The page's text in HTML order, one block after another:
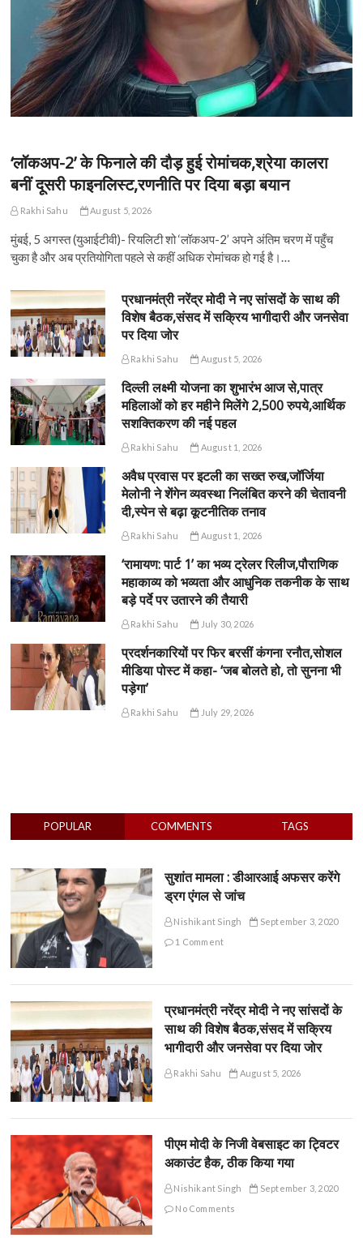
‘लॉकअप-2’ के फिनाले की दौड़ हुई रोमांचक,श्रेया कालरा
बनीं दूसरी फाइनलिस्ट,रणनीति पर दिया बड़ा बयान
Rakhi Sahu August 5, 2026
मुंबई, 5 अगस्त (युआईटीवी)- रियलिटी शो ‘लॉकअप-2’ अपने अंतिम चरण में पहुँच
चुका है और अब प्रतियोगिता पहले से कहीं अधिक रोमांचक हो गई है।…
प्रधानमंत्री नरेंद्र मोदी ने नए सांसदों के साथ की
विशेष बैठक,संसद में सक्रिय भागीदारी और जनसेवा
पर दिया जोर
Rakhi Sahu August 5, 2026
दिल्ली लक्ष्मी योजना का शुभारंभ आज से,पात्र
महिलाओं को हर महीने मिलेंगे 2,500 रुपये,आर्थिक
सशक्तिकरण की नई पहल
Rakhi Sahu August 1, 2026
अवैध प्रवास पर इटली का सख्त रुख,जॉर्जिया
मेलोनी ने शेंगेन व्यवस्था निलंबित करने की चेतावनी
दी,स्पेन से बढ़ा कूटनीतिक तनाव
Rakhi Sahu August 1, 2026
‘रामायण: पार्ट 1’ का भव्य ट्रेलर रिलीज,पौराणिक
महाकाव्य को भव्यता और आधुनिक तकनीक के साथ
बड़े पर्दे पर उतारने की तैयारी
Rakhi Sahu July 30, 2026
प्रदर्शनकारियों पर फिर बरसीं कंगना रनौत,सोशल
मीडिया पोस्ट में कहा- ‘जब बोलते हो, तो सुनना भी
पड़ेगा’
Rakhi Sahu July 29, 2026
POPULAR COMMENTS TAGS
सुशांत मामला : डीआरआई अफसर करेंगे
ड्रग एंगल से जांच
Nishikant Singh
September 3, 2020
1 Comment
प्रधानमंत्री नरेंद्र मोदी ने नए सांसदों के
साथ की विशेष बैठक,संसद में सक्रिय
भागीदारी और जनसेवा पर दिया जोर
Rakhi Sahu August 5, 2026
पीएम मोदी के निजी वेबसाइट का ट्विटर
अकाउंट हैक, ठीक किया गया
Nishikant Singh
September 3, 2020
No Comments